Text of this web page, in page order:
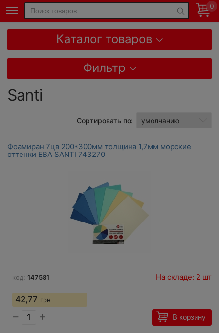
0
Каталог товаров
Фильтр
Santi
Сортировать по:
Фоамиран 7цв 200*300мм толщина 1,7мм морские
оттенки ЕВА SANTI 743270
код: 147581 На складе: 2 шт
42,77 грн
− + В корзину